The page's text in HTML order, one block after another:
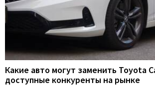
Какие авто могут заменить Toyota
доступные конкуренты на рынке